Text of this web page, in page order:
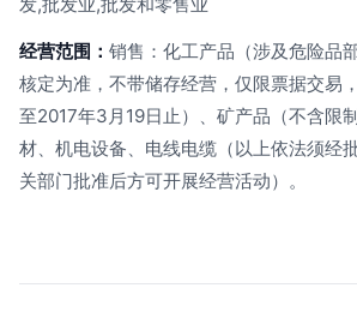
经营范围： 销售：化工产品（涉及危险品
核定为准，不带储存经营，仅限票据交易
至2017年3月19日止）、矿产品（不含限
材、机电设备、电线电缆（以上依法须经
关部门批准后方可开展经营活动）。